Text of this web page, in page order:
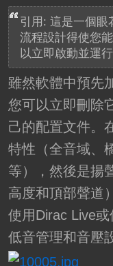
引用: 這是一個眼
流程設計得使您
以立即啟動並運行
雖然軟體中預先
您可以立即刪除
己的配置文件。
特性（全音域、
等），然後是揚
高度和頂部聲道
使用Dirac Live
低音管理和音壓